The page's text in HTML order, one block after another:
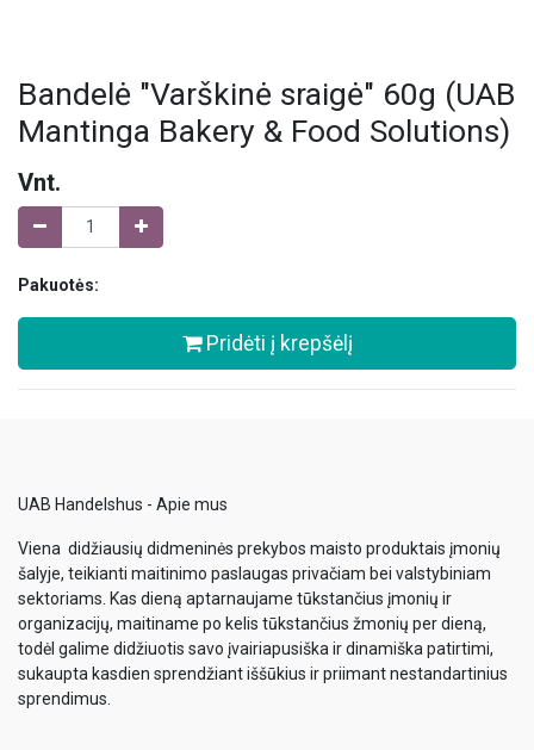
Bandelė "Varškinė sraigė" 60g (UAB
Mantinga Bakery & Food Solutions)
Vnt.
Pakuotės:
Pridėti į krepšėlį
UAB Handelshus - Apie mus
Viena didžiausių didmeninės prekybos maisto produktais įmonių
šalyje, teikianti maitinimo paslaugas privačiam bei valstybiniam
sektoriams. Kas dieną aptarnaujame tūkstančius įmonių ir
organizacijų, maitiname po kelis tūkstančius žmonių per dieną,
todėl galime didžiuotis savo įvairiapusiška ir dinamiška patirtimi,
sukaupta kasdien sprendžiant iššūkius ir priimant nestandartinius
sprendimus.